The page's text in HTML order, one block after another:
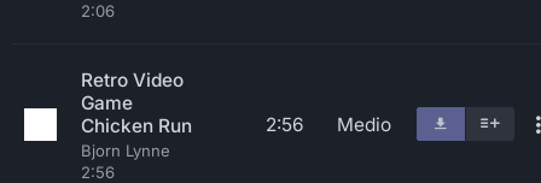
2:06
Retro Video
Game
Chicken Run
Bjorn Lynne
2:56
2:56 Medio